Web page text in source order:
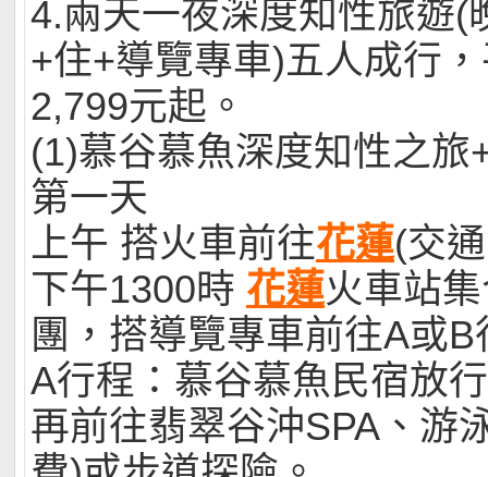
4.兩天一夜深度知性旅遊(
+住+導覽專車)五人成行
2,799元起。
(1)慕谷慕魚深度知性之旅
第一天
上午 搭火車前往花蓮(交
下午1300時 花蓮火車站
團，搭導覽專車前往A或
A行程：慕谷慕魚民宿放
再前往翡翠谷沖SPA、游